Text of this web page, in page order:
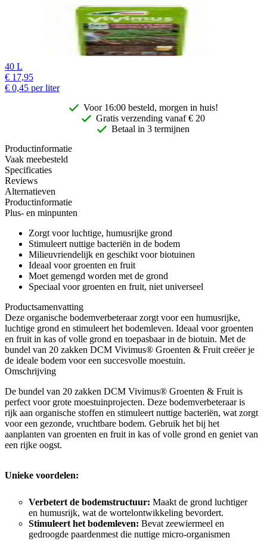
40 L
€ 17,95
€ 0,45 per liter
Voor 16:00 besteld, morgen in huis!
Gratis verzending vanaf € 20
Betaal in 3 termijnen
Productinformatie
Vaak meebesteld
Specificaties
Reviews
Alternatieven
Productinformatie
Plus- en minpunten
Zorgt voor luchtige, humusrijke grond
Stimuleert nuttige bacteriën in de bodem
Milieuvriendelijk en geschikt voor biotuinen
Ideaal voor groenten en fruit
Moet gemengd worden met de grond
Speciaal voor groenten en fruit, niet universeel
Productsamenvatting
Deze organische bodemverbeteraar zorgt voor een humusrijke,
luchtige grond en stimuleert het bodemleven. Ideaal voor groenten
en fruit in kas of volle grond en toepasbaar in de biotuin. Met de
bundel van 20 zakken DCM Vivimus® Groenten & Fruit creëer je
de ideale bodem voor een succesvolle moestuin.
Omschrijving
De bundel van 20 zakken DCM Vivimus® Groenten & Fruit is
perfect voor grote moestuinprojecten. Deze bodemverbeteraar is
rijk aan organische stoffen en stimuleert nuttige bacteriën, wat zorgt
voor een gezonde, vruchtbare bodem. Gebruik het bij het
aanplanten van groenten en fruit in kas of volle grond en geniet van
een rijke oogst.
Unieke voordelen:
Verbetert de bodemstructuur: Maakt de grond luchtiger
en humusrijk, wat de wortelontwikkeling bevordert.
Stimuleert het bodemleven: Bevat zeewiermeel en
gedroogde paardenmest die nuttige micro-organismen